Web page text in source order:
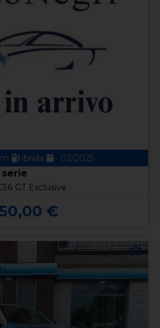
ibrida 02/2025
serie
GT Exclusive
€